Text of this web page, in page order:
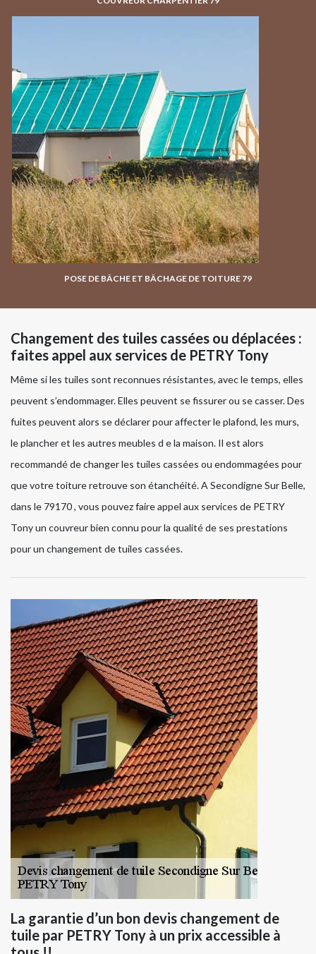
POSE DE BÂCHE ET BÂCHAGE DE TOITURE 79
Changement des tuiles cassées ou déplacées :
faites appel aux services de PETRY Tony
Même si les tuiles sont reconnues résistantes, avec le temps, elles
peuvent s’endommager. Elles peuvent se fissurer ou se casser. Des
fuites peuvent alors se déclarer pour affecter le plafond, les murs,
le plancher et les autres meubles d e la maison. Il est alors
recommandé de changer les tuiles cassées ou endommagées pour
que votre toiture retrouve son étanchéité. A Secondigne Sur Belle,
dans le 79170 , vous pouvez faire appel aux services de PETRY
Tony un couvreur bien connu pour la qualité de ses prestations
pour un changement de tuiles cassées.
La garantie d’un bon devis changement de
tuile par PETRY Tony à un prix accessible à